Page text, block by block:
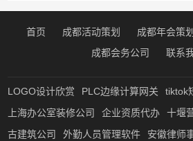
首页 成都活动策划 成都年会策划
成都会务公司
联系
LOGO设计欣赏 PLC边缘计算网关
tiktok
上海办公室装修公司
企业资质代办 十堰
古建筑公司
外勤人员管理软件 安徽律师